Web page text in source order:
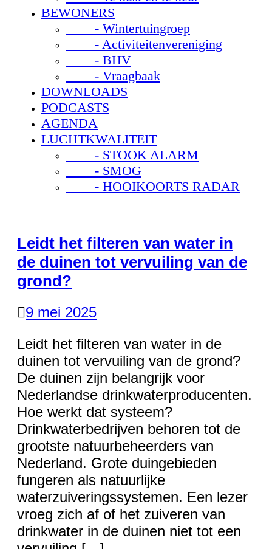
BEWONERS
- Wintertuingroep
- Activiteitenvereniging
- BHV
- Vraagbaak
DOWNLOADS
PODCASTS
AGENDA
LUCHTKWALITEIT
- STOOK ALARM
- SMOG
- HOOIKOORTS RADAR
Leidt het filteren van water in
de duinen tot vervuiling van de
grond?
9 mei 2025
Leidt het filteren van water in de
duinen tot vervuiling van de grond?
De duinen zijn belangrijk voor
Nederlandse drinkwaterproducenten.
Hoe werkt dat systeem?
Drinkwaterbedrijven behoren tot de
grootste natuurbeheerders van
Nederland. Grote duingebieden
fungeren als natuurlijke
waterzuiveringssystemen. Een lezer
vroeg zich af of het zuiveren van
drinkwater in de duinen niet tot een